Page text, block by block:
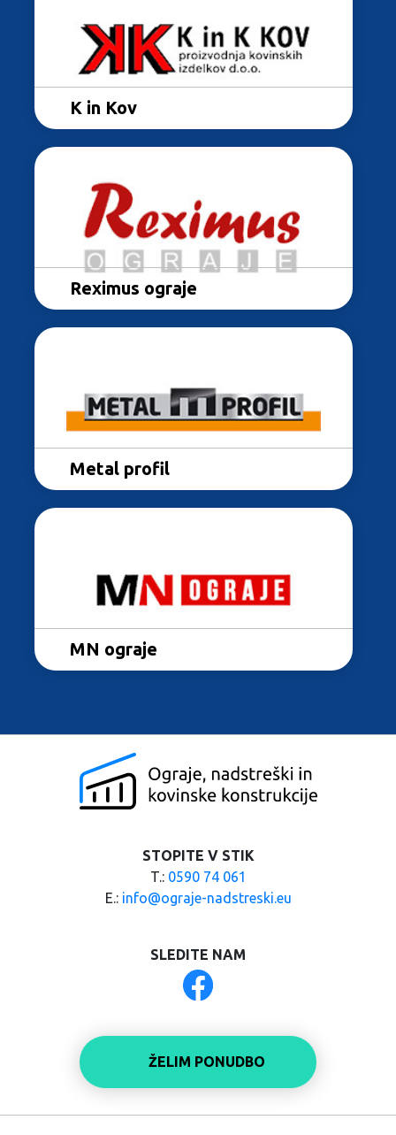
MN ograje
K in Kov
Reximus ograje
Metal profil
K in Kov
Reximus ograje
Metal profil
MN ograje
STOPITE V STIK
T.:0590 74 061
E.:info@ograje-nadstreski.eu
SLEDITE NAM
ŽELIM PONUDBO